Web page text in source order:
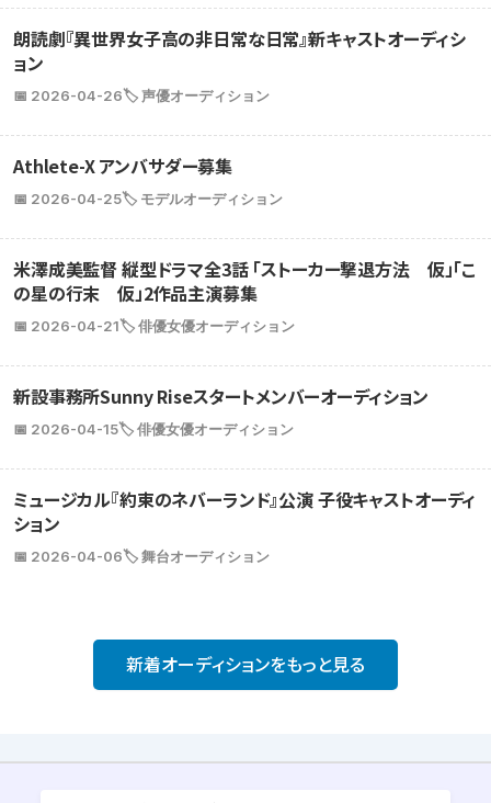
朗読劇『異世界女子高の非日常な日常』新キャストオーディシ
ョン
📅 2026-04-26🏷️ 声優オーディション
Athlete-X アンバサダー募集
📅 2026-04-25🏷️ モデルオーディション
米澤成美監督 縦型ドラマ全3話 「ストーカー撃退方法 仮」「こ
の星の行末 仮」2作品主演募集
📅 2026-04-21🏷️ 俳優女優オーディション
新設事務所Sunny Riseスタートメンバーオーディション
📅 2026-04-15🏷️ 俳優女優オーディション
ミュージカル『約束のネバーランド』公演 子役キャストオーディ
ション
📅 2026-04-06🏷️ 舞台オーディション
新着オーディションをもっと見る